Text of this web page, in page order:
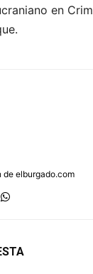
en
de elburgado.com